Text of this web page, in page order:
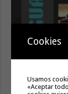
Hermigua
1,1 millones
Gomera
Cookies
Usamos
«Aceptar